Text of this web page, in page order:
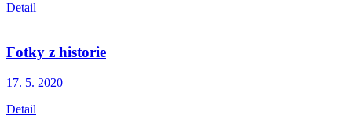
Detail
Fotky z historie
17. 5. 2020
Detail